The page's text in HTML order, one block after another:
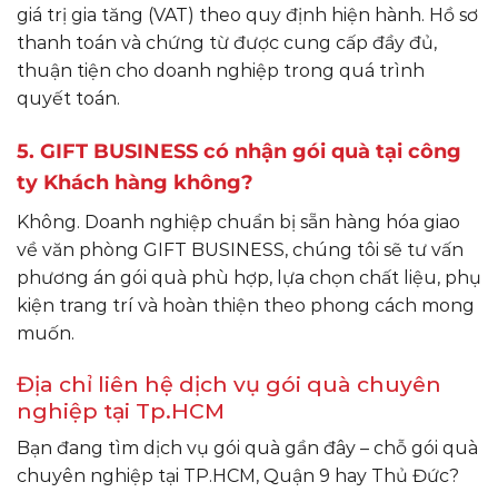
giá trị gia tăng (VAT) theo quy định hiện hành. Hồ sơ
thanh toán và chứng từ được cung cấp đầy đủ,
thuận tiện cho doanh nghiệp trong quá trình
quyết toán.
5. GIFT BUSINESS có nhận gói quà tại công
ty Khách hàng không?
Không. Doanh nghiệp chuẩn bị sẵn hàng hóa giao
về văn phòng GIFT BUSINESS, chúng tôi sẽ tư vấn
phương án gói quà phù hợp, lựa chọn chất liệu, phụ
kiện trang trí và hoàn thiện theo phong cách mong
muốn.
Địa chỉ liên hệ dịch vụ gói quà chuyên
nghiệp tại Tp.HCM
Bạn đang tìm dịch vụ gói quà gần đây – chỗ gói quà
chuyên nghiệp tại TP.HCM, Quận 9 hay Thủ Đức?